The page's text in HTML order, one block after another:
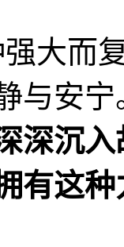
大而
与安宁
深沉
有这种